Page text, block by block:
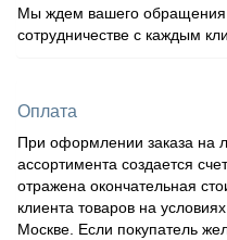
Мы ждем вашего обращения
сотрудничестве с каждым
Оплата
При оформлении заказа на
ассортимента создается
отражена окончательная
клиента товаров на
Москве. Если покупатель